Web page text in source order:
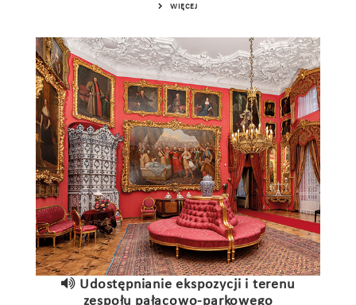
WIĘCEJ
Udostępnianie ekspozycji i terenu
zespołu pałacowo-parkowego